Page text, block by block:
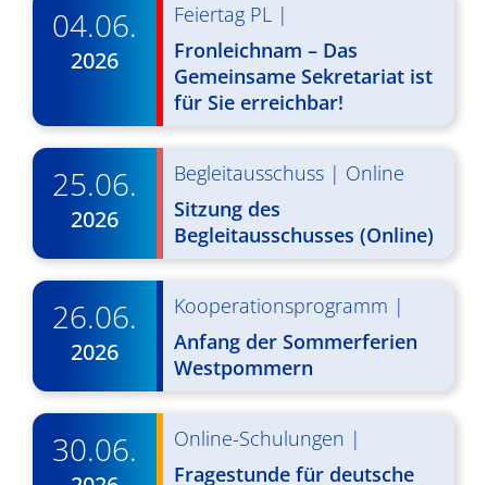
n
s
i
h
t
e
n
,
a
t
04.06.
2026
Feiertag PL |
Fronleichnam – Das
Gemeinsame Sekretariat ist
für Sie erreichbar!
25.06.
2026
Begleitausschuss | Online
Sitzung des
Begleitausschusses (Online)
26.06.
2026
Kooperationsprogramm |
Anfang der Sommerferien
Westpommern
30.06. Online-Schulungen |
Fragestunde für deutsche